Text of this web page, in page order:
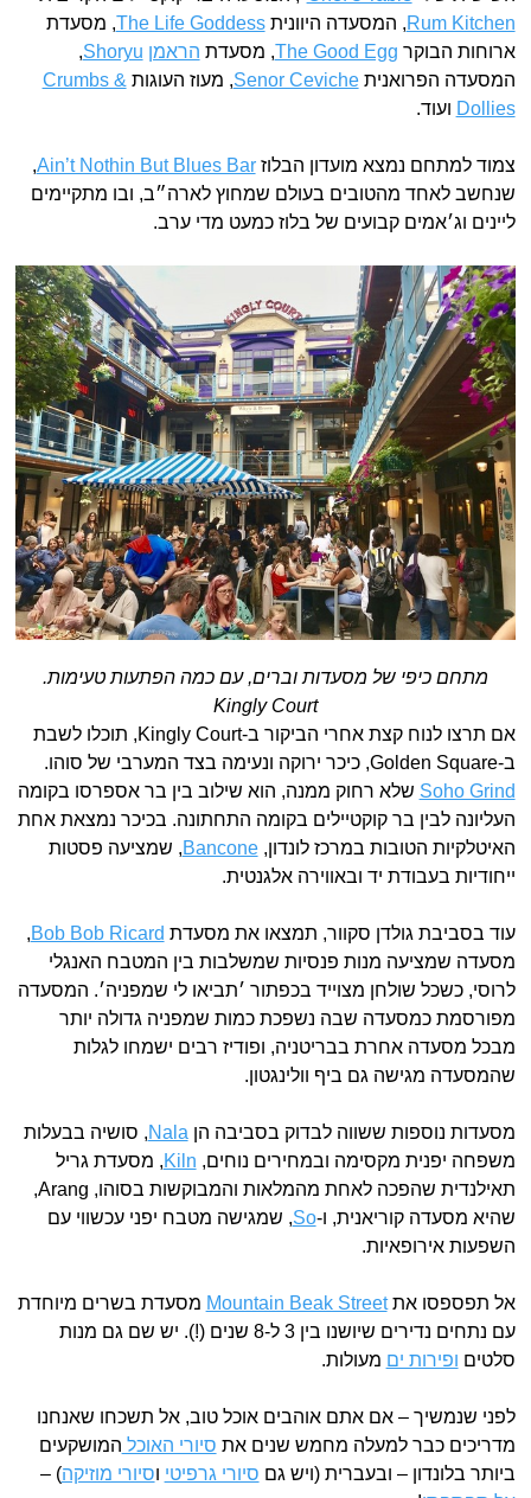
Rum Kitchen, המסעדה היווניתThe Life Goddess, מסעדת
ארוחות הבוקר The Good Egg, מסעדת הראמן Shoryu
,
המסעדה הפרואניתSenor Ceviche, מעוז העוגות Crumbs &
Dollies ועוד.
צמוד למתחם נמצא מועדון הבלוזAin’t Nothin But Blues Bar
,
שנחשב לאחד מהטובים בעולם שמחוץ לארה״ב, ובו מתקיימים
ליינים וג׳אמים קבועים של בלוז כמעט מדי ערב.
מתחם כיפי של מסעדות וברים, עם כמה הפתעות טעימות.
Kingly Court
אם תרצו לנוח קצת אחרי הביקור ב-Kingly Court, תוכלו לשבת
ב-Golden Square, כיכר ירוקה ונעימה בצד המערבי של סוהו.
Soho Grind שלא רחוק ממנה, הוא שילוב בין בר אספרסו בקומה
העליונה לבין בר קוקטיילים בקומה התחתונה. בכיכר נמצאת אחת
האיטלקיות הטובות במרכז לונדון,Bancone, שמציעה פסטות
ייחודיות בעבודת יד ובאווירה אלגנטית.
עוד בסביבת גולדן סקוור, תמצאו את מסעדת Bob Bob Ricard
,
מסעדה שמציעה מנות פנסיות שמשלבות בין המטבח האנגלי
לרוסי, כשכל שולחן מצוייד בכפתור ׳תביאו לי שמפניה׳. המסעדה
מפורסמת כמסעדה שבה נשפכת כמות שמפניה גדולה יותר
מבכל מסעדה אחרת בבריטניה, ופודיז רבים ישמחו לגלות
שהמסעדה מגישה גם ביף וולינגטון.
מסעדות נוספות ששווה לבדוק בסביבה הן Nala, סושיה בבעלות
משפחה יפנית מקסימה ובמחירים נוחים, Kiln, מסעדת גריל
תאילנדית שהפכה לאחת מהמלאות והמבוקשות בסוהו, Arang,
שהיא מסעדה קוריאנית, ו-So, שמגישה מטבח יפני עכשווי עם
השפעות אירופאיות.
אל תפספסו אתMountain Beak Street מסעדת בשרים מיוחדת
עם נתחים נדירים שיושנו בין 3 ל-8 שנים (!). יש שם גם מנות
סלטים ופירות ים מעולות.
לפני שנמשיך – אם אתם אוהבים אוכל טוב, אל תשכחו שאנחנו
מדריכים כבר למעלה מחמש שנים את סיורי האוכל המושקעים
ביותר בלונדון – ובעברית (ויש גם סיורי גרפיטי וסיורי מוזיקה) –